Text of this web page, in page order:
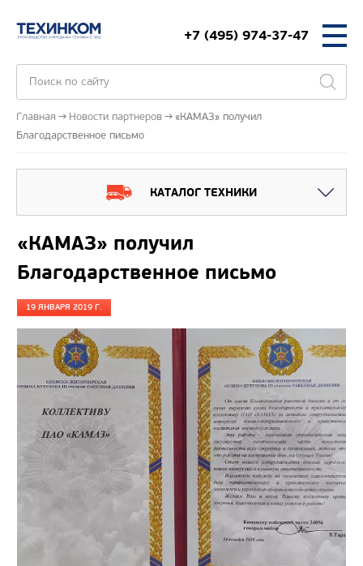
+7 (495) 974-37-47
Главная Новости партнеров
«КАМАЗ» получил
Благодарственное письмо
КАТАЛОГ ТЕХНИКИ
«КАМАЗ» получил
Благодарственное письмо
19 ЯНВАРЯ 2019 Г.